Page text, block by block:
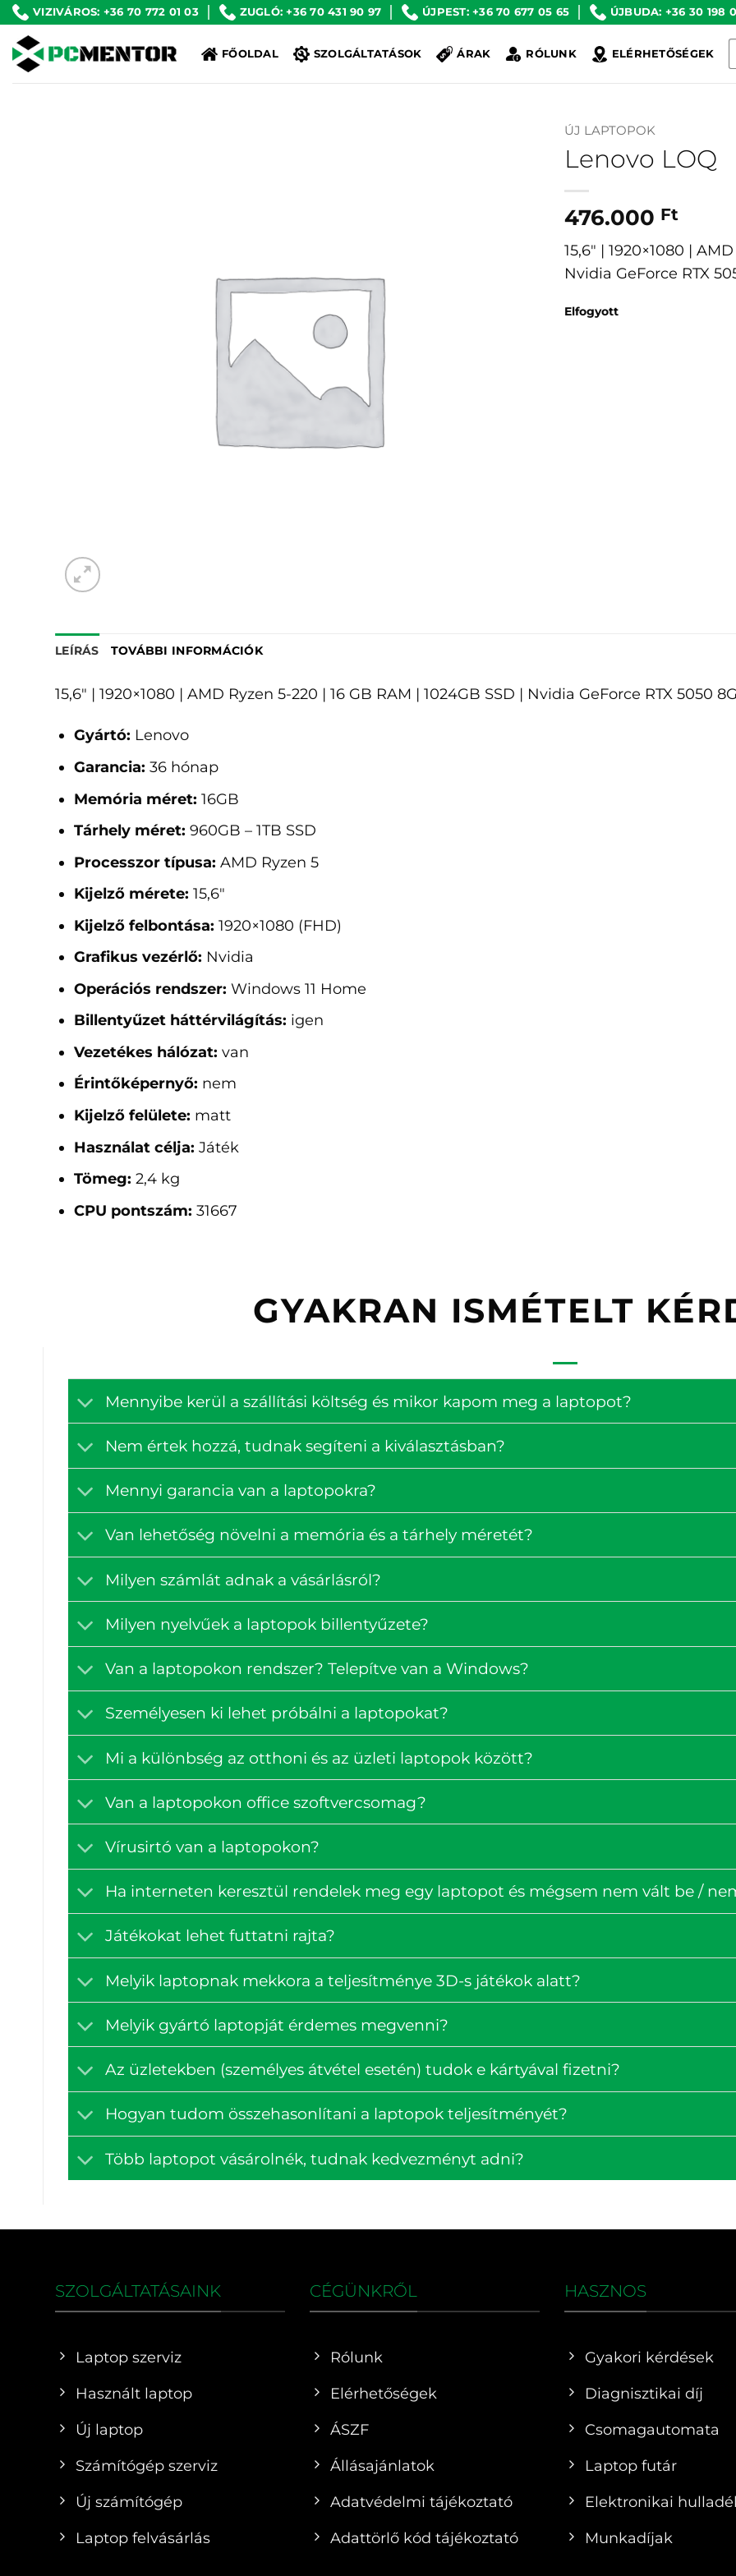
Skip
content
VIZIVÁROS: +36 70 772 01 03 ZUGLÓ: +36 70 431 90 97 ÚJPEST: +36 70 677 05 65 ÚJBUDA: +36 30 198
FŐOLDAL SZOLGÁLTATÁSOK ÁRAK RÓLUNK ELÉRHETŐSÉGEK
ÚJ LAPTOPOK
Lenovo LOQ
476.000 Ft
15,6″ | 1920×1080 |
Nvidia GeForce RTX
Elfogyott
LEÍRÁS TOVÁBBI INFORMÁCIÓK
15,6" | 1920×1080 | AMD Ryzen 5-220 | 16 GB RAM | 1024GB SSD | Nvidia GeForce RTX 5050
Gyártó: Lenovo
Garancia: 36 hónap
Memória méret: 16GB
Tárhely méret: 960GB – 1TB SSD
Processzor típusa: AMD Ryzen 5
Kijelző mérete: 15,6"
Kijelző felbontása: 1920×1080 (FHD)
Grafikus vezérlő: Nvidia
Operációs rendszer: Windows 11 Home
Billentyűzet háttérvilágítás: igen
Vezetékes hálózat: van
Érintőképernyő: nem
Kijelző felülete: matt
Használat célja: Játék
Tömeg: 2,4 kg
CPU pontszám: 31667
GYAKRAN ISMÉTELT
Mennyibe kerül a szállítási költség és mikor kapom meg a laptopot?
Nem értek hozzá, tudnak segíteni a kiválasztásban?
Mennyi garancia van a laptopokra?
Van lehetőség növelni a memória és a tárhely méretét?
Milyen számlát adnak a vásárlásról?
Milyen nyelvűek a laptopok billentyűzete?
Van a laptopokon rendszer? Telepítve van a Windows?
Személyesen ki lehet próbálni a laptopokat?
Mi a különbség az otthoni és az üzleti laptopok között?
Van a laptopokon office szoftvercsomag?
Vírusirtó van a laptopokon?
Ha interneten keresztül rendelek meg egy laptopot és mégsem nem vált be /
Játékokat lehet futtatni rajta?
Melyik laptopnak mekkora a teljesítménye 3D-s játékok alatt?
Melyik gyártó laptopját érdemes megvenni?
Az üzletekben (személyes átvétel esetén) tudok e kártyával fizetni?
Hogyan tudom összehasonlítani a laptopok teljesítményét?
Több laptopot vásárolnék, tudnak kedvezményt adni?
SZOLGÁLTATÁSAINK
Laptop szerviz
Használt laptop
Új laptop
Számítógép szerviz
Új számítógép
Laptop felvásárlás
CÉGÜNKRŐL
Rólunk
Elérhetőségek
ÁSZF
Állásajánlatok
Adatvédelmi tájékoztató
Adattörlő kód tájékoztató
HASZNOS
Gyakori kérdések
Diagnisztikai díj
Csomagautomata
Laptop futár
Elektronikai
Munkadíjak